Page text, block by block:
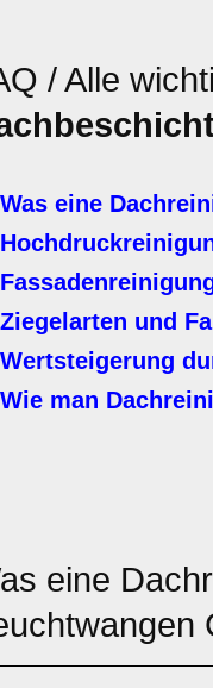
/ Alle
eine
und
man
eine